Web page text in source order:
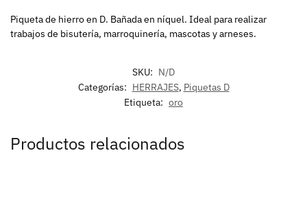
Piqueta de hierro en D. Bañada en níquel. Ideal para realizar
trabajos de bisutería, marroquinería, mascotas y arneses.
SKU: N/D
Categorías: HERRAJES, Piquetas D
Etiqueta: oro
Productos relacionados